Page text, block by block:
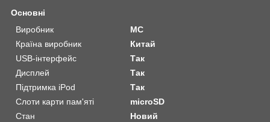
Основні
Виробник
MC
Країна виробник
Китай
USB-інтерфейс
Так
Дисплей
Так
Підтримка iPod
Так
Слоти карти пам'яті
microSD
Стан
Новий